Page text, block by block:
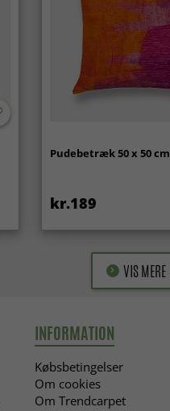
Pudebetræk 50 x 50 cm
kr.189
VIS MERE
INFORMATION
Købsbetingelser
Om cookies
Om Trendcarpet